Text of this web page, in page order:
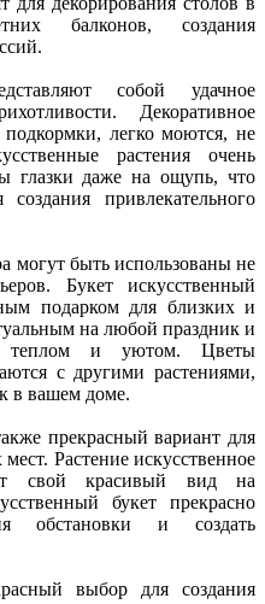
балконов, создания
собой удачное
Декоративное
легко моются, не
растения очень
глазки даже на ощупь, что
привлекательного
могут быть использованы не
Букет искусственный
подарком для близких и
на любой праздник и
теплом и уютом. Цветы
с другими растениями,
в вашем доме.
прекрасный вариант для
Растение искусственное
свой красивый вид на
букет прекрасно
обстановки и создать
выбор для создания